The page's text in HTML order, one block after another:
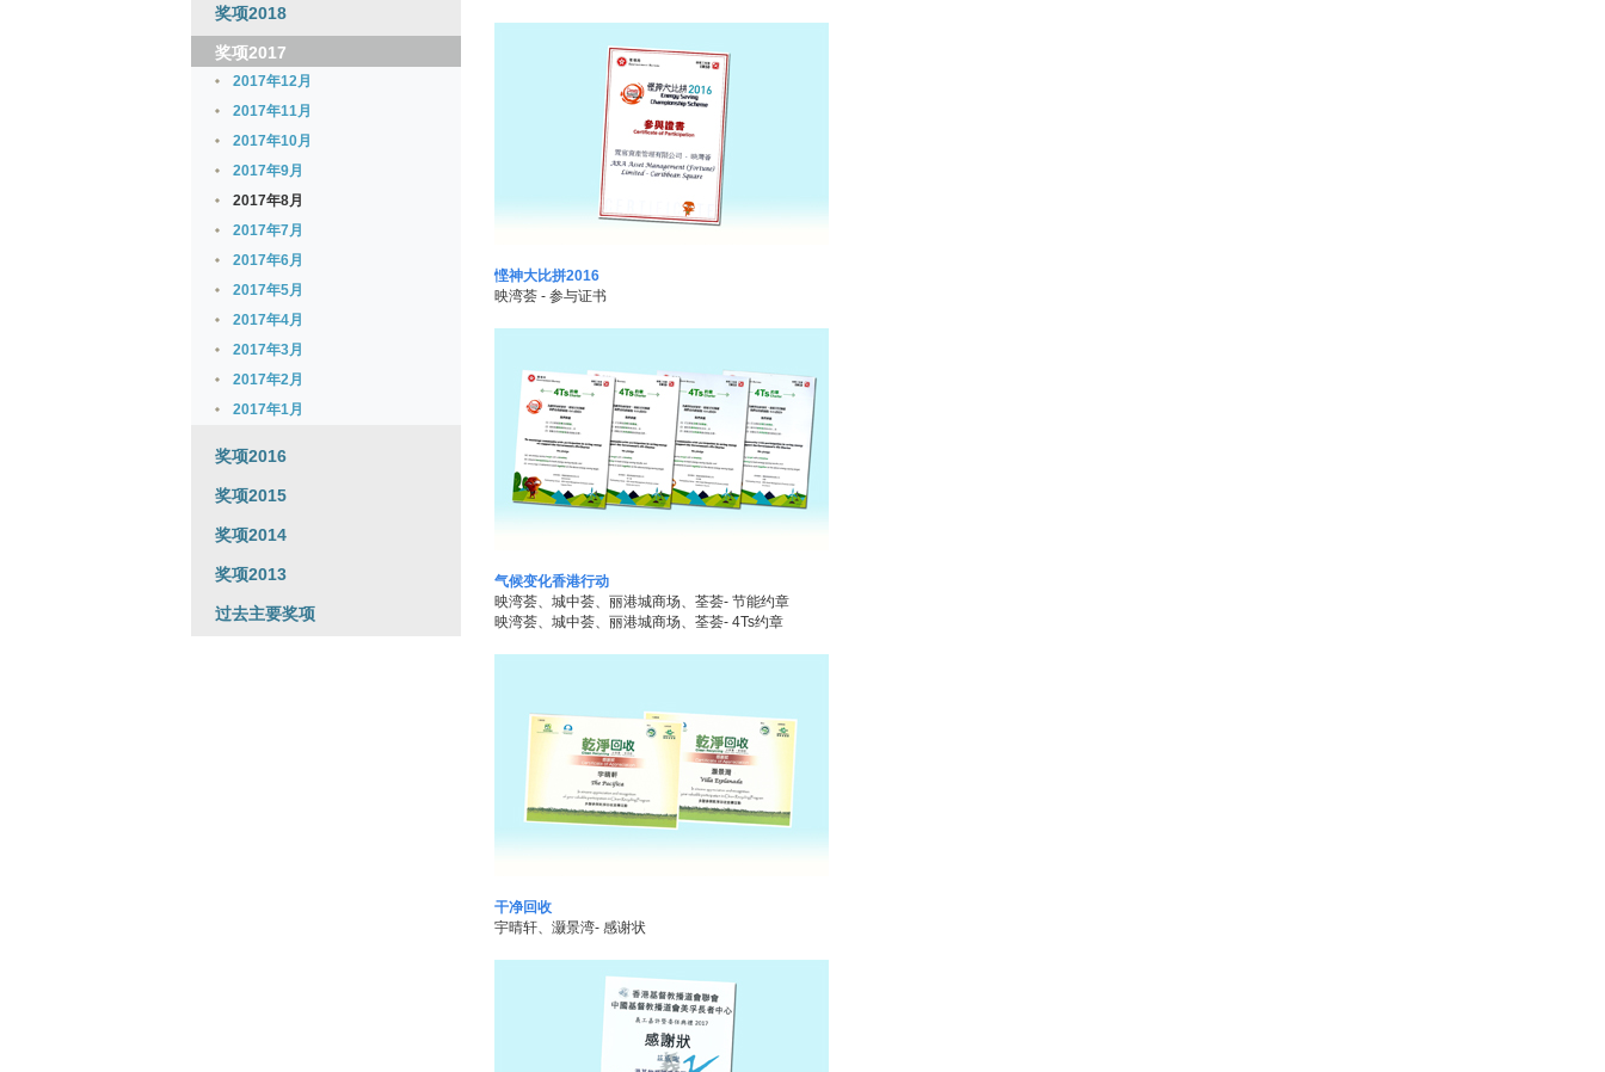
奖项2018
奖项2017
2017年12月
2017年11月
2017年10月
2017年9月
2017年8月
2017年7月
2017年6月
2017年5月
2017年4月
2017年3月
2017年2月
2017年1月
奖项2016
奖项2015
奖项2014
奖项2013
过去主要奖项
悭神大比拼2016
映湾荟 - 参与证书
气候变化香港行动
映湾荟、城中荟、丽港城商场、荃荟- 节能约章
映湾荟、城中荟、丽港城商场、荃荟- 4Ts约章
干净回收
宇晴轩、灏景湾- 感谢状